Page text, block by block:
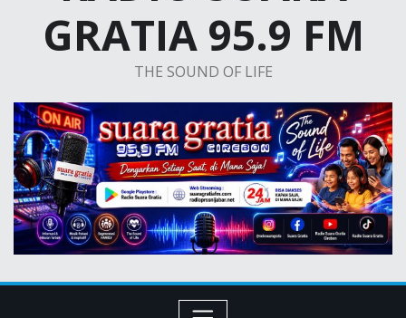
GRATIA 95.9 FM
THE SOUND OF LIFE